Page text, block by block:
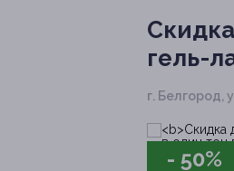
гель-
г. Белгород,
- 50%